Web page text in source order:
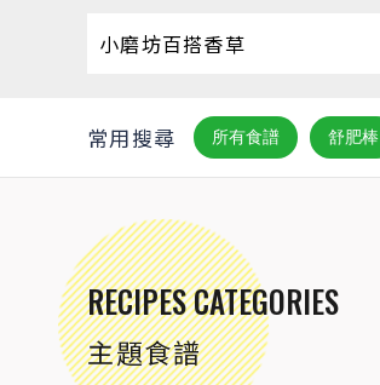
常用搜尋 所有食譜 舒肥棒
RECIPES CATEGORIES
主題食譜